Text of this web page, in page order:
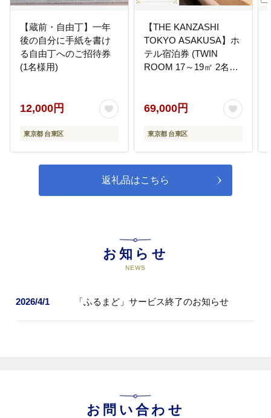
【蔵前・自由丁】一年
後の自分に手紙を書け
る自由丁へのご招待券
(1名様用)
12,000円
東京都 台東区
【THE KANZASHI
TOKYO ASAKUSA】ホ
テル宿泊券 (TWIN
ROOM 17～19㎡ 2名1
69,000円
東京都 台東区
返礼品はこちら
お知らせ
NEWS
2026/4/1 「ふるまど」サービス終了のお知らせ
お問い合わせ